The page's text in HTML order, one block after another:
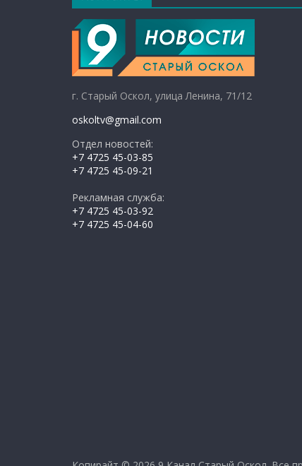
г. Старый Оскол, улица Ленина, 71/12
oskoltv@gmail.com
Отдел новостей:
+7 4725 45-03-85
+7 4725 45-09-21
Рекламная служба:
+7 4725 45-03-92
+7 4725 45-04-60